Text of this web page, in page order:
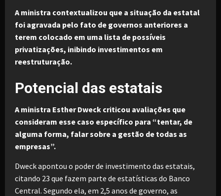
A ministra contextualizou que a situação da estatal
foi agravada pelo fato de governos anteriores a
terem colocado em uma lista de possíveis
privatizações, inibindo investimentos em
reestruturação.
Potencial das estatais
A ministra Esther Dweck criticou avaliações que
consideram esse caso específico para “tentar, de
alguma forma, falar sobre a gestão de todas as
empresas”.
Dweck apontou o poder de investimento das estatais,
citando 23 que fazem parte de estatísticas do Banco
Central. Segundo ela, em 2,5 anos de governo, as